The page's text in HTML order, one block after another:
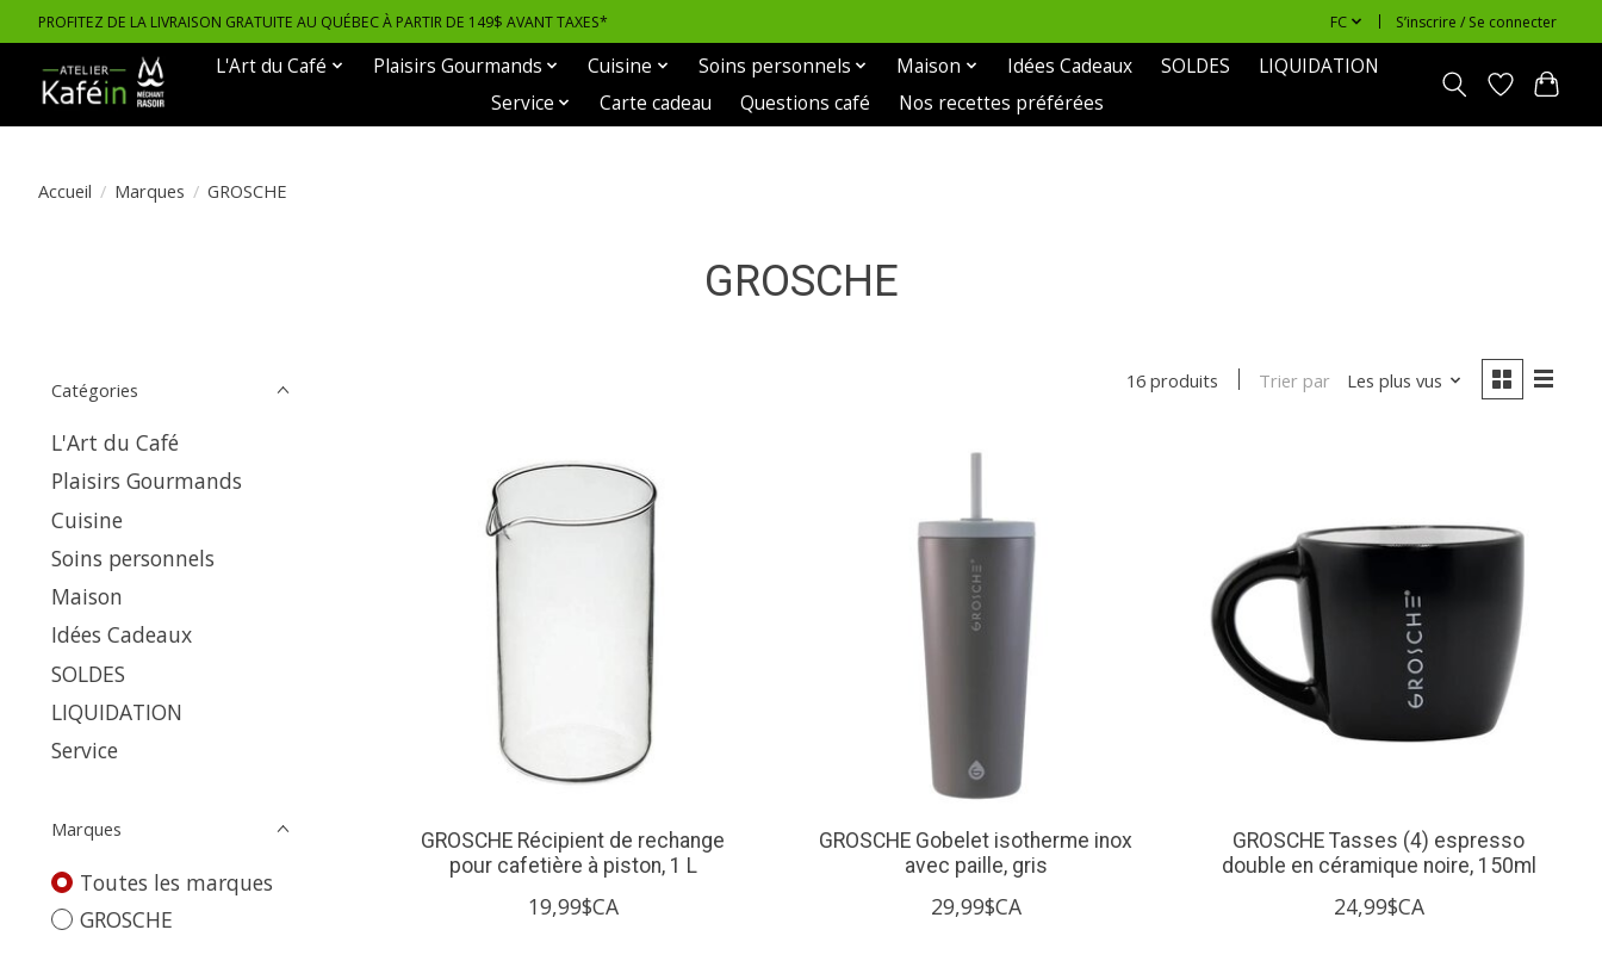
PROFITEZ DE LA LIVRAISON GRATUITE AU QUÉBEC À PARTIR DE 149$ AVANT TAXES* FC S’inscrire / Se connecter
L'Art du Café Plaisirs Gourmands Cuisine Soins personnels Maison Idées Cadeaux SOLDES
LIQUIDATION
Service
Carte cadeau Questions café Nos recettes préférées
Accueil / Marques / GROSCHE
GROSCHE
Catégories
L'Art du Café
Plaisirs Gourmands
Cuisine
Soins personnels
Maison
Idées Cadeaux
SOLDES
LIQUIDATION
Service
Marques
Toutes les marques
GROSCHE
16 produits Trier par Les plus vus
GROSCHE Récipient de rechange
pour cafetière à piston, 1 L
19,99$CA
GROSCHE Gobelet isotherme inox
avec paille, gris
29,99$CA
GROSCHE Tasses (4) espresso
double en céramique noire, 150ml
24,99$CA